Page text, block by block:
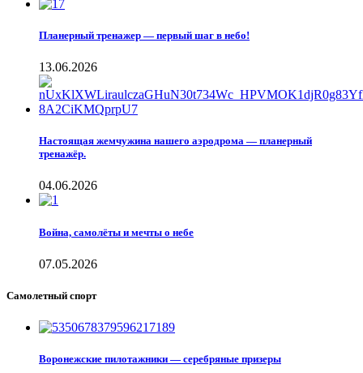
Планерный тренажер — первый шаг в небо!
13.06.2026
Настоящая жемчужина нашего аэродрома — планерный
тренажёр.
04.06.2026
Война, самолёты и мечты о небе
07.05.2026
Самолетный спорт
Воронежские пилотажники — серебряные призеры